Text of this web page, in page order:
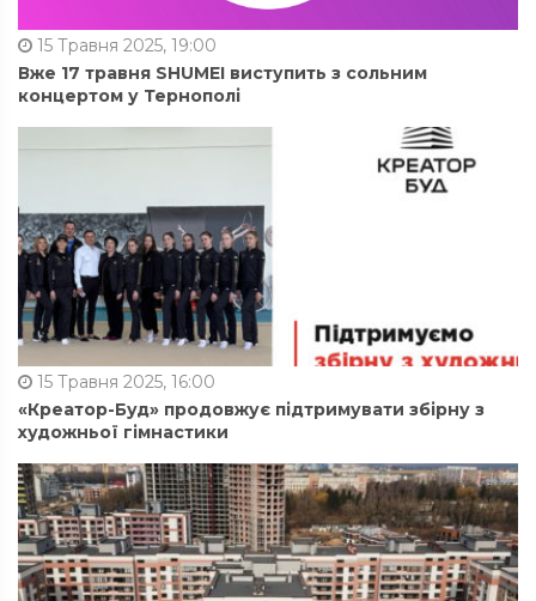
15 Травня 2025, 19:00
Вже 17 травня SHUMEI виступить з сольним
концертом у Тернополі
15 Травня 2025, 16:00
«Креатор-Буд» продовжує підтримувати збірну з
художньої гімнастики